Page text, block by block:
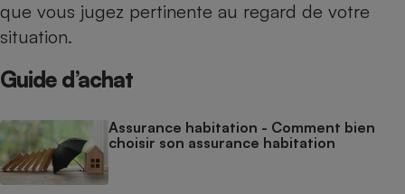
que vous jugez pertinente au regard de votre
situation.
Guide d’achat
Assurance habitation - Comment bien
choisir son assurance habitation